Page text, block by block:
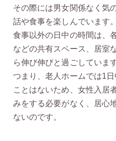
その際には男女関係なく気
話や食事を楽しんでいます。
食事以外の日中の時間は、
などの共有スペース、居室
ら伸び伸びと過ごしています
つまり、老人ホームでは1
ことはないため、女性入居
みをする必要がなく、居心
ないのです。